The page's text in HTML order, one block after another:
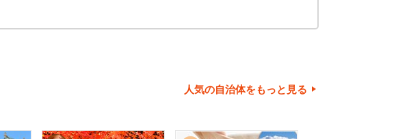
人気の自治体をもっと見る